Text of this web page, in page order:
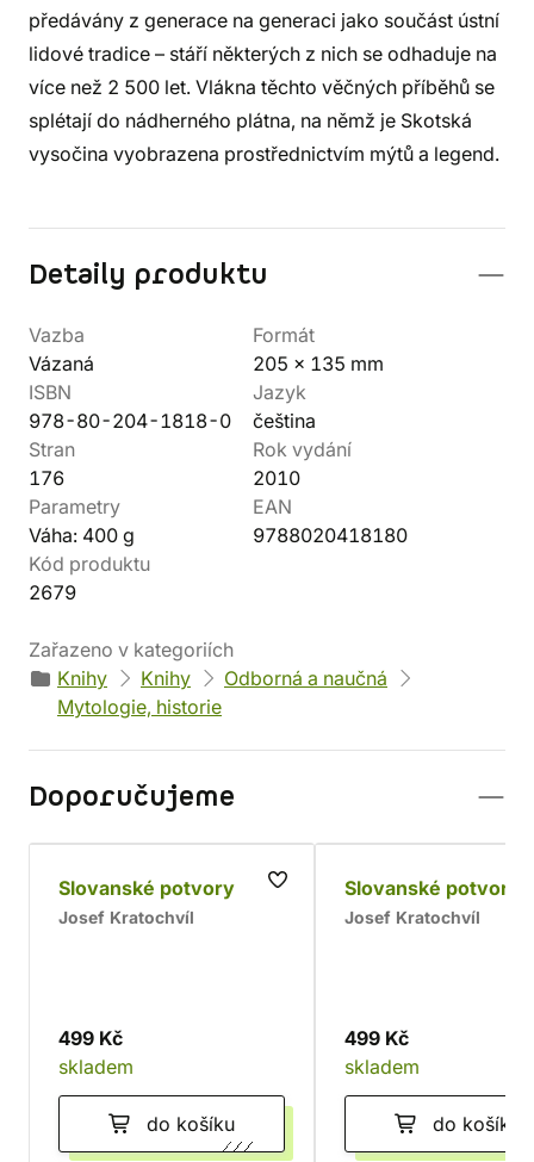
předávány z generace na generaci jako součást ústní
lidové tradice – stáří některých z nich se odhaduje na
více než 2 500 let. Vlákna těchto věčných příběhů se
splétají do nádherného plátna, na němž je Skotská
vysočina vyobrazena prostřednictvím mýtů a legend.
Detaily produktu
Vazba
Vázaná
Formát
205 x 135 mm
ISBN
978-80-204-1818-0
Jazyk
čeština
Stran
176
Rok vydání
2010
Parametry
Váha: 400 g
EAN
9788020418180
Kód produktu
2679
Zařazeno v kategoriích
Knihy
Knihy
Odborná a naučná
Mytologie, historie
Doporučujeme
Slovanské potvory
Josef Kratochvíl
499 Kč
skladem
do košíku
Slovanské potvory
Josef Kratochvíl
499 Kč
skladem
do košíku